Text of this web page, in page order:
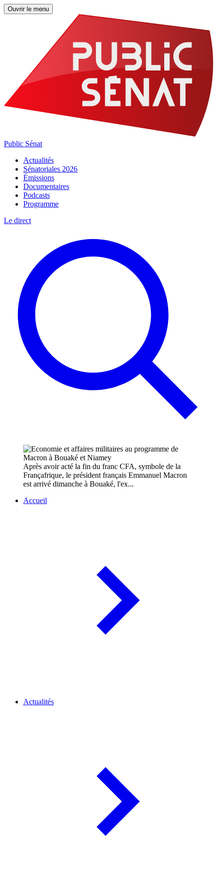
Ouvrir le menu
Public Sénat
Actualités
Sénatoriales 2026
Émissions
Documentaires
Podcasts
Programme
Le direct
Après avoir acté la fin du franc CFA, symbole de la
Françafrique, le président français Emmanuel Macron
est arrivé dimanche à Bouaké, l'ex...
Accueil
Actualités